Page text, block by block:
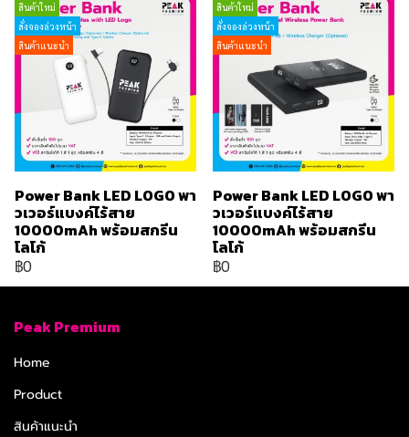
สินค้าใหม่
สั่งจองล่วงหน้า
สินค้าแนะนำ
Power Bank LED LOGO พา
วเวอร์แบงค์ไร้สาย
10000mAh พร้อมสกรีน
โลโก้
฿0
สินค้าใหม่
สั่งจองล่วงหน้า
สินค้าแนะนำ
Power Bank LED LOGO พา
วเวอร์แบงค์ไร้สาย
10000mAh พร้อมสกรีน
โลโก้
฿0
Peak Premium
Home
Product
สินค้าแนะนำ